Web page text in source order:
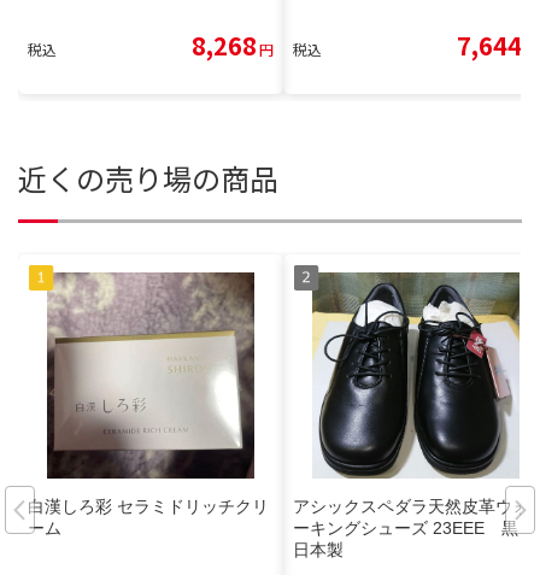
税込 8,268円 税込 7,644
近くの売り場の商品
白漢しろ彩 セラミドリッチクリ
ーム
アシックスペダラ天然皮革ウォ
ーキングシューズ 23EEE 黒
日本製